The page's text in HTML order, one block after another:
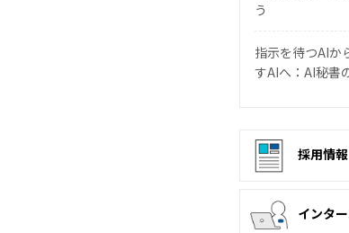
う
指示を待つAIか
すAIへ：AI秘書
採用情報
インタ